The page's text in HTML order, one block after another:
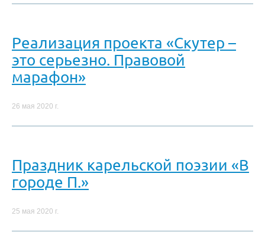
Реализация проекта «Скутер –
это серьезно. Правовой
марафон»
26 мая 2020 г.
Праздник карельской поэзии «В
городе П.»
25 мая 2020 г.